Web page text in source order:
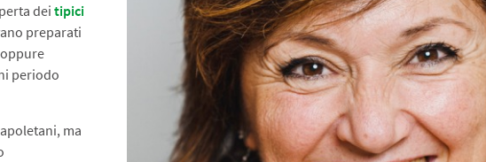
deitipici
preparati
periodo
ma